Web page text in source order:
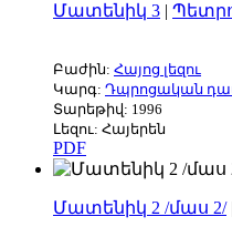
Մատենիկ 3 |
Բաժին: Հայոց լեզու
Կարգ: Դպրոցական
Տարեթիվ: 1996
Լեզու: Հայերեն
PDF
Մատենիկ 2 /մաս 2/|